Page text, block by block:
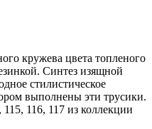
кружева цвета топленого
Синтез изящной
стилистическое
выполнены эти трусики.
116, 117 из коллекции